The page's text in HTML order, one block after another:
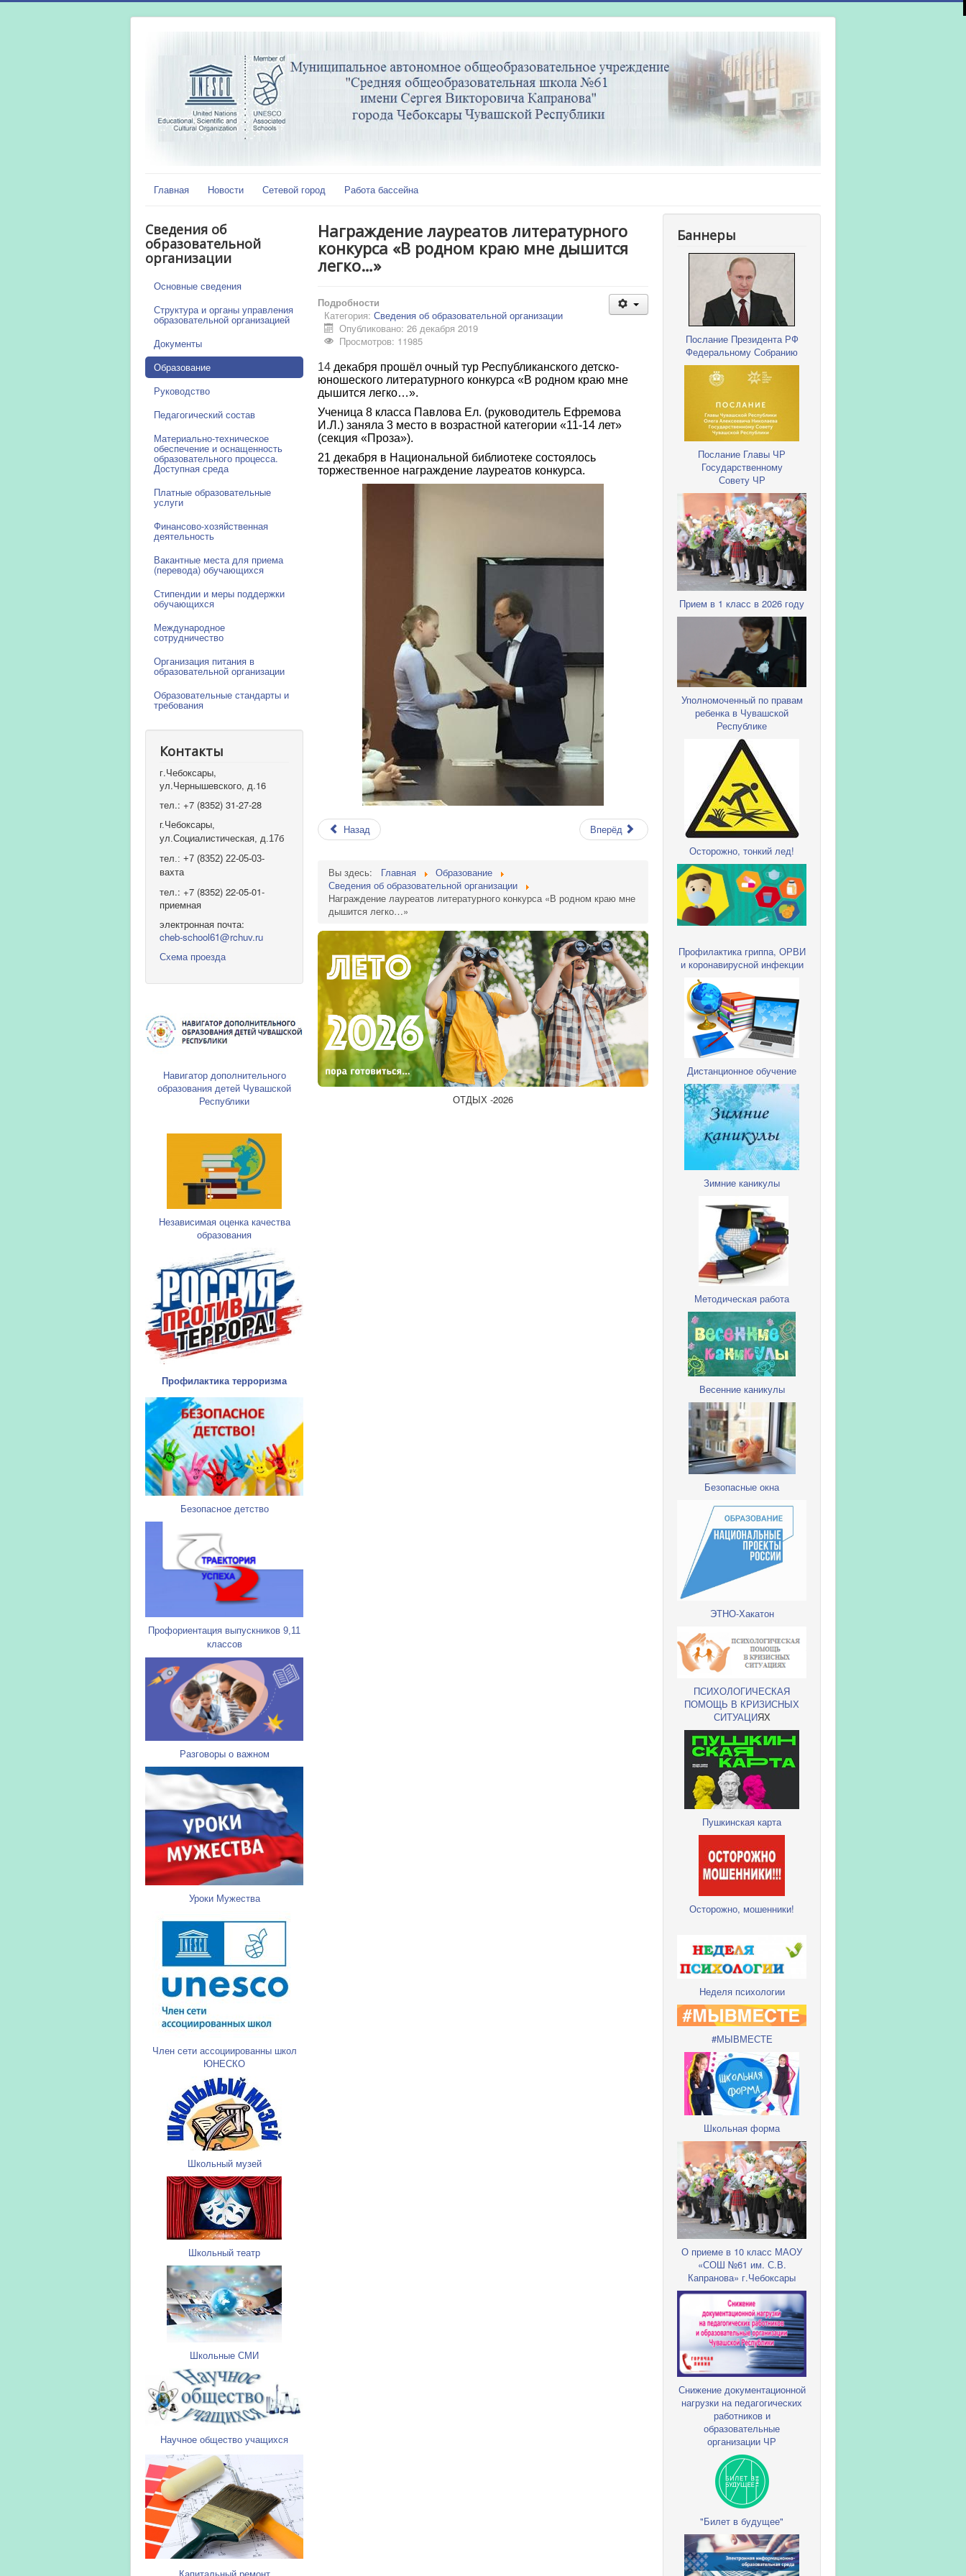
Главная Новости Сетевой город Работа бассейна
Сведения об
образовательной
организации
Основные сведения
Структура и органы управления
образовательной организацией
Документы
Образование
Руководство
Педагогический состав
Материально-техническое
обеспечение и оснащенность
образовательного процесса.
Доступная среда
Платные образовательные
услуги
Финансово-хозяйственная
деятельность
Вакантные места для приема
(перевода) обучающихся
Стипендии и меры поддержки
обучающихся
Международное
сотрудничество
Организация питания в
образовательной организации
Образовательные стандарты и
требования
Контакты
г.Чебоксары,
ул.Чернышевского, д.16
тел.: +7 (8352) 31-27-28
г.Чебоксары,
ул.Социалистическая, д.17б
тел.: +7 (8352) 22-05-03-
вахта
тел.: +7 (8352) 22-05-01-
приемная
электронная почта:
cheb-school61@rchuv.ru
Схема проезда
Навигатор дополнительного
образования детей Чувашской
Республики
Независимая оценка качества
образования
Профилактика терроризма
Безопасное детство
Профориентация выпускников 9,11
классов
Разговоры о важном
Уроки Мужества
Член сети ассоциированны школ
ЮНЕСКО
Школьный музей
Школьный театр
Школьные СМИ
Научное общество учащихся
Награждение лауреатов литературного
конкурса «В родном краю мне дышится
легко…»
Подробности
Категория: Сведения об образовательной организации
Опубликовано: 26 декабря 2019
Просмотров: 11985
14 декабря прошёл очный тур Республиканского детско-
юношеского литературного конкурса «В родном краю мне
дышится легко…».
Ученица 8 класса Павлова Ел. (руководитель Ефремова
И.Л.) заняла 3 место в возрастной категории «11-14 лет»
(секция «Проза»).
21 декабря в Национальной библиотеке состоялось
торжественное награждение лауреатов конкурса.
Назад Вперёд
Вы здесь: Главная
Образование
Сведения об образовательной организации
Награждение лауреатов литературного конкурса «В родном краю мне
дышится легко…»
ОТДЫХ -2026
Баннеры
Послание Президента РФ
Федеральному Собранию
Послание Главы ЧР
Государственному
Совету ЧР
Прием в 1 класс в 2026 году
Уполномоченный по правам
ребенка в Чувашской
Республике
Осторожно, тонкий лед!
Профилактика гриппа, ОРВИ
и коронавирусной инфекции
Дистанционное обучение
Зимние каникулы
Методическая работа
Весенние каникулы
Безопасные окна
ЭТНО-Хакатон
ПСИХОЛОГИЧЕСКАЯ
ПОМОЩЬ В КРИЗИСНЫХ
СИТУАЦИЯХ
Пушкинская карта
Осторожно, мошенники!
Неделя психологии
#МЫВМЕСТЕ
Школьная форма
О приеме в 10 класс МАОУ
«СОШ №61 им. С.В.
Капранова» г.Чебоксары
Снижение документационной
нагрузки на педагогических
работников и
образовательные
организации ЧР
"Билет в будущее"